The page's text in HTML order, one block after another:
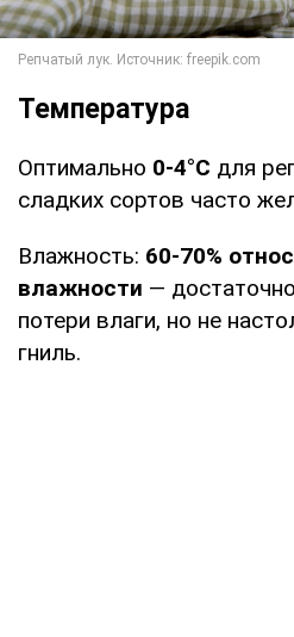
Температура
Оптимально 0-4°C для
сладких сортов часто
Влажность: 60-70%
влажности —
потери влаги, но не
гниль.